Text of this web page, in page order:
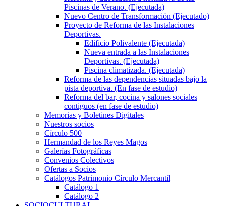
Piscinas de Verano. (Ejecutada)
Nuevo Centro de Transformación (Ejecutado)
Proyecto de Reforma de las Instalaciones
Deportivas.
Edificio Polivalente (Ejecutada)
Nueva entrada a las Instalaciones
Deportivas. (Ejecutada)
Piscina climatizada. (Ejecutada)
Reforma de las dependencias situadas bajo la
pista deportiva. (En fase de estudio)
Reforma del bar, cocina y salones sociales
contiguos (en fase de estudio)
Memorias y Boletines Digitales
Nuestros socios
Círculo 500
Hermandad de los Reyes Magos
Galerías Fotográficas
Convenios Colectivos
Ofertas a Socios
Catálogos Patrimonio Círculo Mercantil
Catálogo 1
Catálogo 2